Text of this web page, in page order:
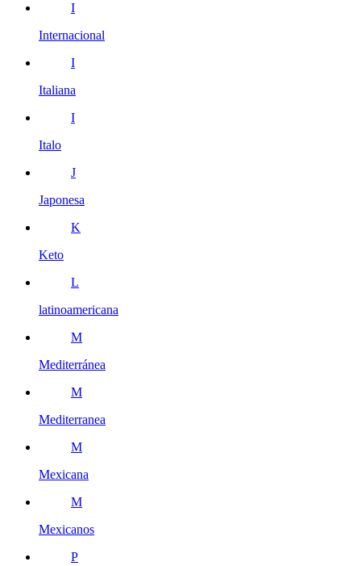
I
Internacional
I
Italiana
I
Italo
J
Japonesa
K
Keto
L
latinoamericana
M
Mediterránea
M
Mediterranea
M
Mexicana
M
Mexicanos
P